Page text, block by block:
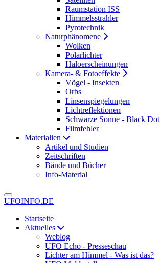
Raumstation ISS
Himmelsstrahler
Pyrotechnik
Naturphänomene
Wolken
Polarlichter
Haloerscheinungen
Kamera- & Fotoeffekte
Vögel - Insekten
Orbs
Linsenspiegelungen
Lichtreflektionen
Schwarze Sonne - Black Dot
Filmfehler
Materialien
Artikel und Studien
Zeitschriften
Bände und Bücher
Info-Material
UFOINFO.DE
Startseite
Aktuelles
Weblog
UFO Echo - Presseschau
Lichter am Himmel - Was ist das?